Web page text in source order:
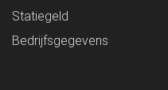
Statiegeld
Bedrijfsgegevens